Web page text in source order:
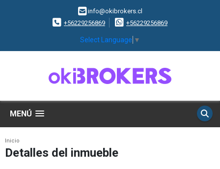
info@okibrokers.cl
+56229256869
+56229256869
Select Language ▼
MENÚ
Inicio
Detalles del inmueble